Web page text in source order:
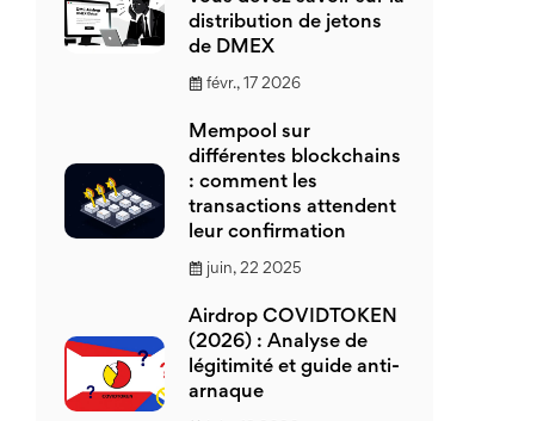
distribution de jetons
de DMEX
févr., 17 2026
Mempool sur
différentes blockchains
: comment les
transactions attendent
leur confirmation
juin, 22 2025
Airdrop COVIDTOKEN
(2026) : Analyse de
légitimité et guide anti-
arnaque